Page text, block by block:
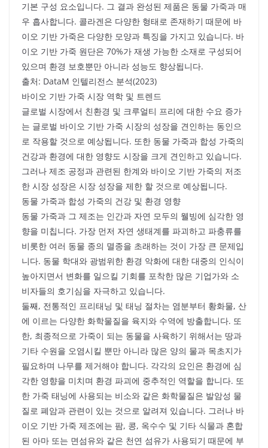
기본 구성 요소입니다. 그 결과 완성된 제품은 동물 가죽과 매
우 흡사합니다. 콜라겐은 다양한 형태로 존재하기 때문에 바
이오 기반 가죽은 다양한 모양과 특징을 가지고 있습니다. 바
이오 기반 가죽 원단은 70%가 재생 가능한 소재로 구성되어
있으며 환경 보호뿐만 아니라 성능도 향상됩니다.
출처: DataM 인텔리전스 분석(2023)
바이오 기반 가죽 시장 역학 및 트렌드
글로벌 시장에서 친환경 및 크루얼티 프리에 대한 수요 증가
는 글로벌 바이오 기반 가죽 시장의 성장을 견인하는 동인으
로 작용할 것으로 예상됩니다. 또한 동물 가죽과 합성 가죽의
건강과 환경에 대한 영향도 시장을 크게 견인하고 있습니다.
그러나 제조 공정과 관련된 한계와 바이오 기반 가죽의 저조
한 시장 성장은 시장 성장을 제한 할 것으로 예상됩니다.
동물 가죽과 합성 가죽의 건강 및 환경 영향
동물 가죽과 그 제조는 인간과 자연 모두의 웰빙에 심각한 영
향을 미칩니다. 가장 먼저 자연 생태계를 파괴하고 파충류를
비롯한 여러 동물 종의 멸종을 초래하는 것이 가장 큰 문제입
니다. 동물 학대와 광범위한 환경 악화에 대한 대중의 인식이
높아지면서 변화를 일으킬 기회를 포착한 많은 기업가와 소
비자들의 호기심을 자극하고 있습니다.
둘째, 전통적인 프리태닝 및 태닝 절차는 염분부터 황화물, 산
에 이르는 다양한 화학물질을 육지와 수역에 방출합니다. 또
한, 최종적으로 가죽이 되는 동물을 사육하기 위해서는 땅과
기타 수원을 오염시킬 뿐만 아니라 많은 양의 물과 목초지가
필요하며 나무를 제거해야 합니다. 각각의 요인은 환경에 심
각한 영향을 미치며 환경 파괴에 중추적인 역할을 합니다. 또
한 가죽 태닝에 사용되는 비소와 같은 화학물질은 발암성 물
질로 폐암과 관련이 있는 것으로 알려져 있습니다. 그러나 바
이오 기반 가죽 제조에는 팜, 콩, 옥수수 및 기타 식물과 혼합
된 아마 또는 면섬유와 같은 천연 섬유가 사용되기 때문에 부